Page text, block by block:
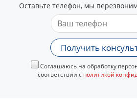
Оставьте телефон, мы
Получить
Соглашаюсь на обработку
соответствии с политикой